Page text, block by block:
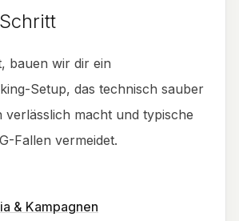
bauen wir dir ein
Setup, das technisch sauber
verlässlich macht und typische
Fallen vermeidet.
& Kampagnen